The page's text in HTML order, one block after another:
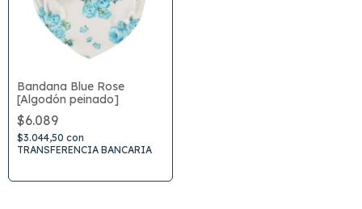
Bandana Blue Rose
[Algodón peinado]
$6.089
$3.044,50 con
TRANSFERENCIA BANCARIA